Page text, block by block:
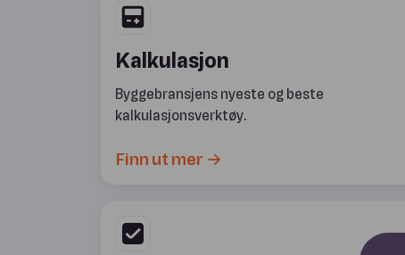
Kalkulasjon
Byggebransjens nyeste og beste
kalkulasjonsverktøy.
Finn ut mer →